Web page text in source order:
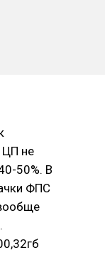
ЦП не
50%. В
ФПС